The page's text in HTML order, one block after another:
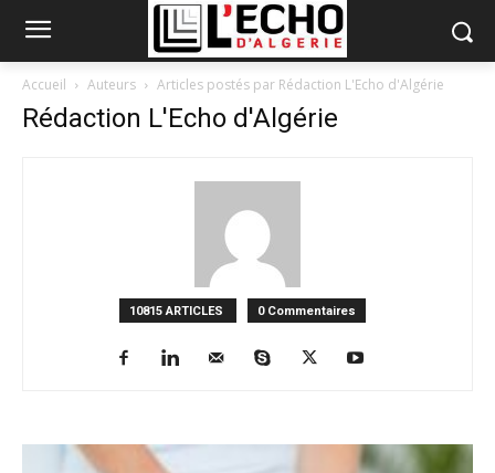
Accueil Auteurs Articles postés par Rédaction L'Echo d'Algérie
Rédaction L'Echo d'Algérie
10815 ARTICLES 0 Commentaires